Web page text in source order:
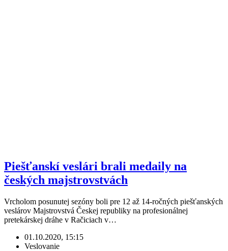
Piešťanskí veslári brali medaily na
českých majstrovstvách
Vrcholom posunutej sezóny boli pre 12 až 14-ročných piešťanských
veslárov Majstrovstvá Českej republiky na profesionálnej
pretekárskej dráhe v Račiciach v…
01.10.2020, 15:15
Veslovanie